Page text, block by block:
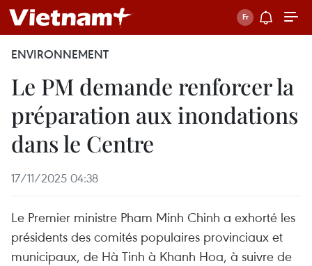
ENVIRONNEMENT
Le PM demande renforcer la
préparation aux inondations
dans le Centre
17/11/2025 04:38
Le Premier ministre Pham Minh Chinh a exhorté les
présidents des comités populaires provinciaux et
municipaux, de Hà Tinh à Khanh Hoa, à suivre de